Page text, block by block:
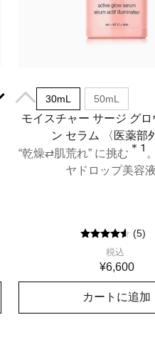
30mL 50mL
モイスチャー サージ グロ
ン セラム 〈医薬部
“乾燥⇄肌荒れ” に挑む ＊1
ヤドロップ美容液
(5)
税込
¥6,600
カートに追加